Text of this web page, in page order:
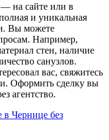
на сайте или в
и уникальная
Вы можете
Например,
стен, наличие
санузлов.
вас, свяжитесь
Оформить сделку вы
агентство.
Чернице без